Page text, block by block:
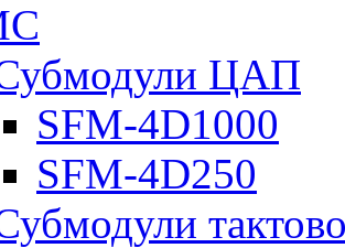
ЦАП
SFM-4D1000
SFM-4D250